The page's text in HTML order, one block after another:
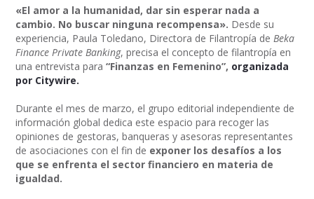
«El amor a la humanidad, dar sin esperar nada a
cambio. No buscar ninguna recompensa». Desde su
experiencia, Paula Toledano, Directora de Filantropía de Beka
Finance Private Banking, precisa el concepto de filantropía en
una entrevista para“Finanzas en Femenino”, organizada
por Citywire.
Durante el mes de marzo, el grupo editorial independiente de
información global dedica este espacio para recoger las
opiniones de gestoras, banqueras y asesoras representantes
de asociaciones con el fin de exponer los desafíos a los
que se enfrenta el sector financiero en materia de
igualdad.